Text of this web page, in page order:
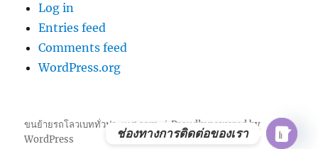
Log in
Entries feed
Comments feed
WordPress.org
ขนย้ายรถโลวเบททั่วประเทศ.com
Proudly powered by
WordPress
ช่องทางการติดต่อของเรา